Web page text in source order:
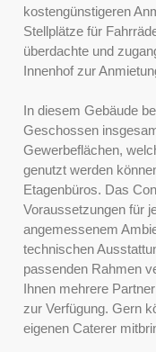
kostengünstigeren
Stellplätze für
überdachte und
Innenhof zur
In diesem Gebäude
Geschossen
Gewerbeflächen,
genutzt werden
Etagenbüros. Das
Voraussetzungen für
angemessenem
technischen
passenden Rahmen
Ihnen mehrere
zur Verfügung. Gern
eigenen Caterer